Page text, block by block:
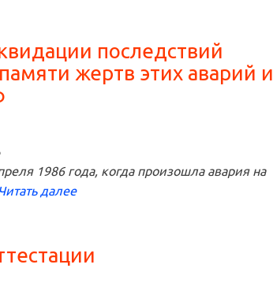
последствий
жертв этих аварий и
1986 года, когда произошла авария на
Читать далее